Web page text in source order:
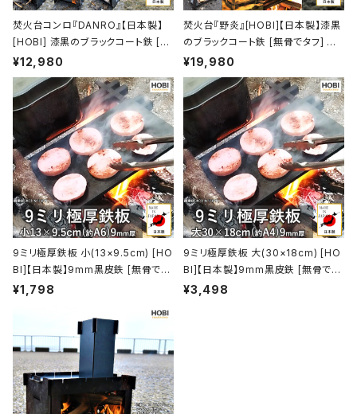
焚火台コンロ『DANRO』【日本製】
[HOBI] 漆黒のブラックコート鉄 [無
骨でタフ] 3WAY グリル＆プレート＆
ゴトク 歪みにくい重厚鉄 (21.5×15.
5×19cm) ソロキャンプ 薪 ロケット
ストーブ [MADE IN JAPAN]
¥12,980
焚火台『野炎』[HOBI]【日本製】漆黒
のブラックコート鉄 [無骨でタフ] マ
ルチゴトク 41×38×24.5cm 歪みに
くい重厚鉄 キャンプファイヤー ファ
イア グリル バーベキュー 焼き鳥 炭
火焼 コンロ 焚き火台 たき火台 taki
bi アウトドア レジャー ホビ【MADE
IN JAPAN】
¥19,980
9ミリ極厚鉄板 小(13×9.5cm) [HO
BI]【日本製】9mm黒皮鉄 [無骨でタ
フ] 業務用 グリルプレート キャンプ
たき火 takibi アウトドア レジャー
ホビ【MADE IN JAPAN】
¥1,798
9ミリ極厚鉄板 大(30×18cm) [HO
BI]【日本製】9mm黒皮鉄 [無骨でタ
フ] 業務用 厨房 店舗 焼肉 焼き鳥 グ
¥3,498